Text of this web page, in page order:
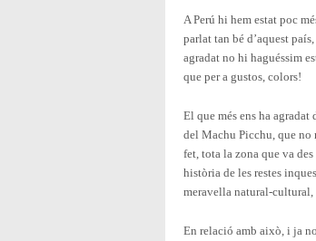
A Perú hi hem estat poc
parlat tan bé d’aquest
agradat no hi haguéssim
que per a gustos, colors!
El que més ens ha agradat
del Machu Picchu, que no
fet, tota la zona que va
història de les restes
meravella natural-cultural,
En relació amb això, i ja